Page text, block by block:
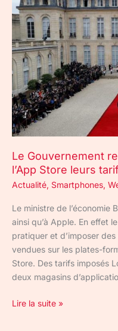
Le Gouvernement
l’App Store leurs
Actualité, Smartphones,
Le ministre de l’économie
ainsi qu’à Apple. En effet
pratiquer et d’imposer
vendues sur les plates-
Store. Des tarifs imposés
deux magasins
reproche
au
Play
Store
et
à
l’App
Store
leurs
tarifs
Lire la suite »